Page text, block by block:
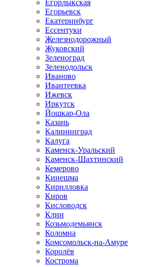
Егорлыкская
Егорьевск
Екатеринбург
Ессентуки
Железнодорожный
Жуковский
Зеленоград
Зеленодольск
Иваново
Ивантеевка
Ижевск
Иркутск
Йошкар-Ола
Казань
Калининград
Калуга
Каменск-Уральский
Каменск-Шахтинский
Кемерово
Кинешма
Кирилловка
Киров
Кисловодск
Клин
Козьмодемьянск
Коломна
Комсомольск-на-Амуре
Королёв
Кострома